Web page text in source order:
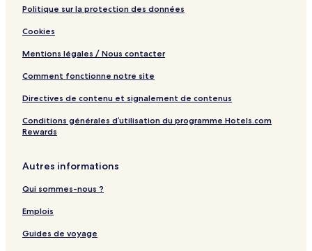
Politique sur la protection des données
Cookies
Mentions légales / Nous contacter
Comment fonctionne notre site
Directives de contenu et signalement de contenus
Conditions générales d’utilisation du programme Hotels.com
Rewards
Autres informations
Qui sommes-nous ?
Emplois
Guides de voyage